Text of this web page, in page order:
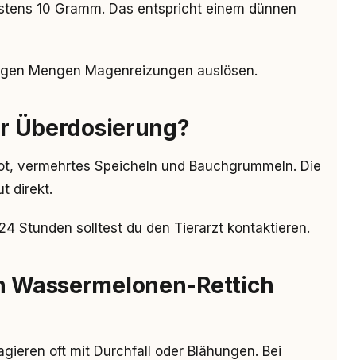
10 Gramm. Das entspricht einem dünnen
Mengen Magenreizungen auslösen.
Überdosierung?
vermehrtes Speicheln und Bauchgrummeln. Die
direkt.
Stunden solltest du den Tierarzt kontaktieren.
Wassermelonen-Rettich
oft mit Durchfall oder Blähungen. Bei